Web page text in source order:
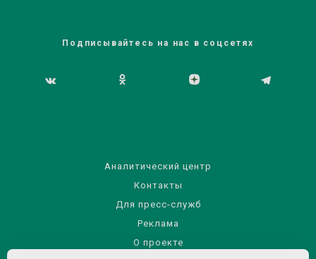
Подписывайтесь на нас в соцсетях
Аналитический центр
Контакты
Для пресс-служб
Реклама
О проекте